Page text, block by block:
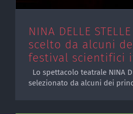
NINA DELLE
scelto da alcuni
festival scientifici
Lo spettacolo teatrale NINA
selezionato da alcuni dei